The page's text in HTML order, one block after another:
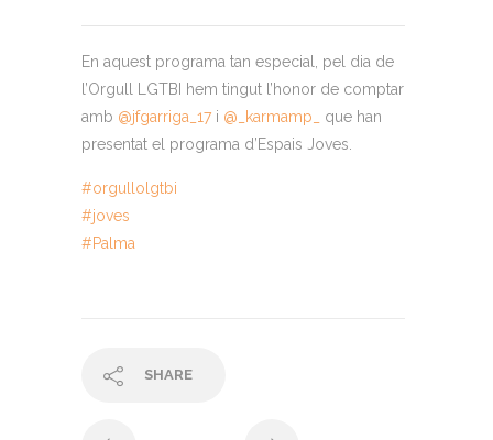
En aquest programa tan especial, pel dia de
l’Orgull LGTBI hem tingut l’honor de comptar
amb @jfgarriga_17 i @_karmamp_
que han
presentat el programa d’Espais Joves.
#orgullolgtbi
#joves
#Palma
SHARE